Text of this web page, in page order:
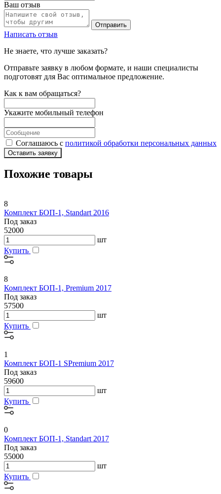
Ваш отзыв
Отправить
Написать отзыв
Не знаете, что лучше заказать?
Отправьте заявку в любом формате, и наши специалисты
подготовят для Вас оптимальное предложение.
Как к вам обращаться?
Укажите мобильный телефон
Соглашаюсь с политикой обработки персональных данных
Оставить заявку
Похожие товары
8
Комплект БОП-1, Standart 2016
Под заказ
52000
шт
Купить
8
Комплект БОП-1, Premium 2017
Под заказ
57500
шт
Купить
1
Комплект БОП-1 SPremium 2017
Под заказ
59600
шт
Купить
0
Комплект БОП-1, Standart 2017
Под заказ
55000
шт
Купить